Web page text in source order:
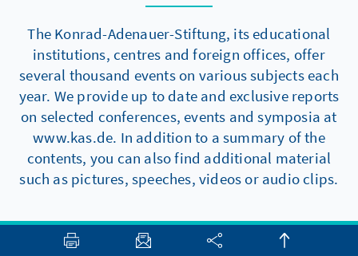
The Konrad-Adenauer-Stiftung, its educational
institutions, centres and foreign offices, offer
several thousand events on various subjects each
year. We provide up to date and exclusive reports
on selected conferences, events and symposia at
www.kas.de. In addition to a summary of the
contents, you can also find additional material
such as pictures, speeches, videos or audio clips.